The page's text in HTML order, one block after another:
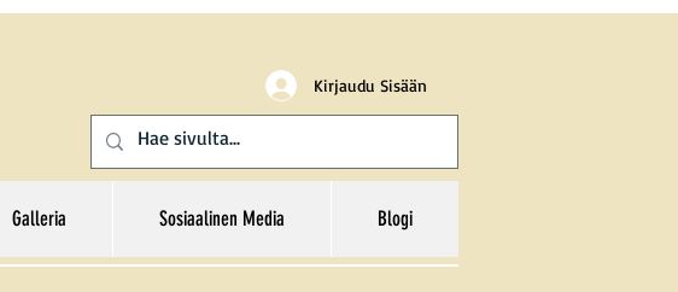
Kirjaudu Sisään
Galleria Sosiaalinen Media Blogi